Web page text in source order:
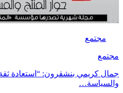
مجتمع
مجتمع
جمال كريمي بنشقرون: “استعادة ثقة
والسياسة…